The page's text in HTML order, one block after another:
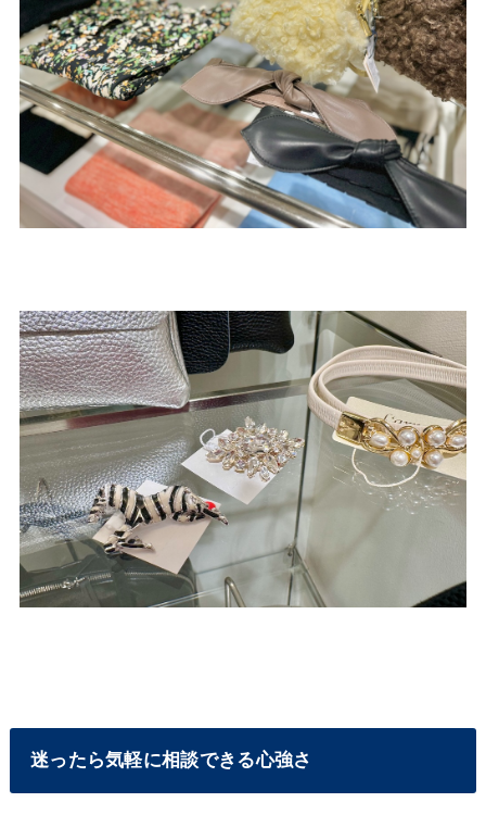
迷ったら気軽に相談できる心強さ